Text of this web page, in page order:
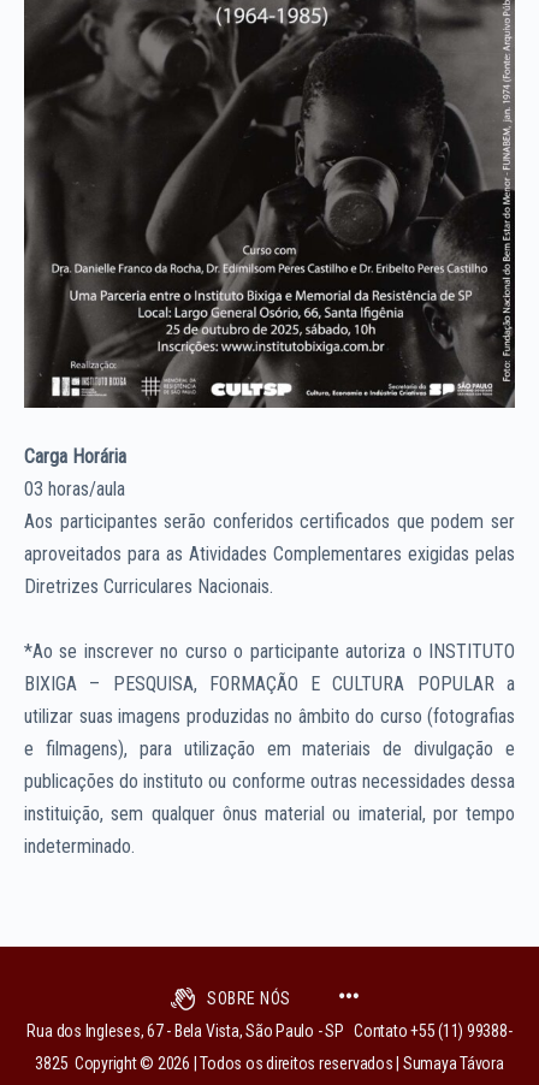
Carga Horária
03 horas/aula
Aos participantes serão conferidos certificados que podem ser
aproveitados para as Atividades Complementares exigidas pelas
Diretrizes Curriculares Nacionais.
*Ao se inscrever no curso o participante autoriza o INSTITUTO
BIXIGA – PESQUISA, FORMAÇÃO E CULTURA POPULAR a
utilizar suas imagens produzidas no âmbito do curso (fotografias
e filmagens), para utilização em materiais de divulgação e
publicações do instituto ou conforme outras necessidades dessa
instituição, sem qualquer ônus material ou imaterial, por tempo
indeterminado.
SOBRE NÓS
Rua dos Ingleses, 67 - Bela Vista, São Paulo - SP Contato +55 (11) 99388-
3825 Copyright © 2026 | Todos os direitos reservados | Sumaya Távora